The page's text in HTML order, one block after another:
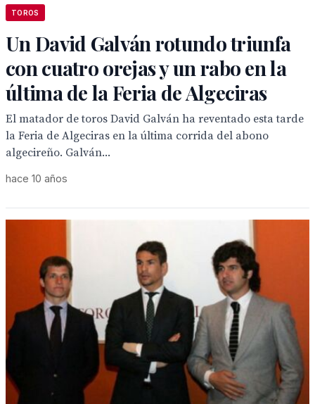
TOROS
Un David Galván rotundo triunfa
con cuatro orejas y un rabo en la
última de la Feria de Algeciras
El matador de toros David Galván ha reventado esta tarde
la Feria de Algeciras en la última corrida del abono
algecireño. Galván...
hace 10 años